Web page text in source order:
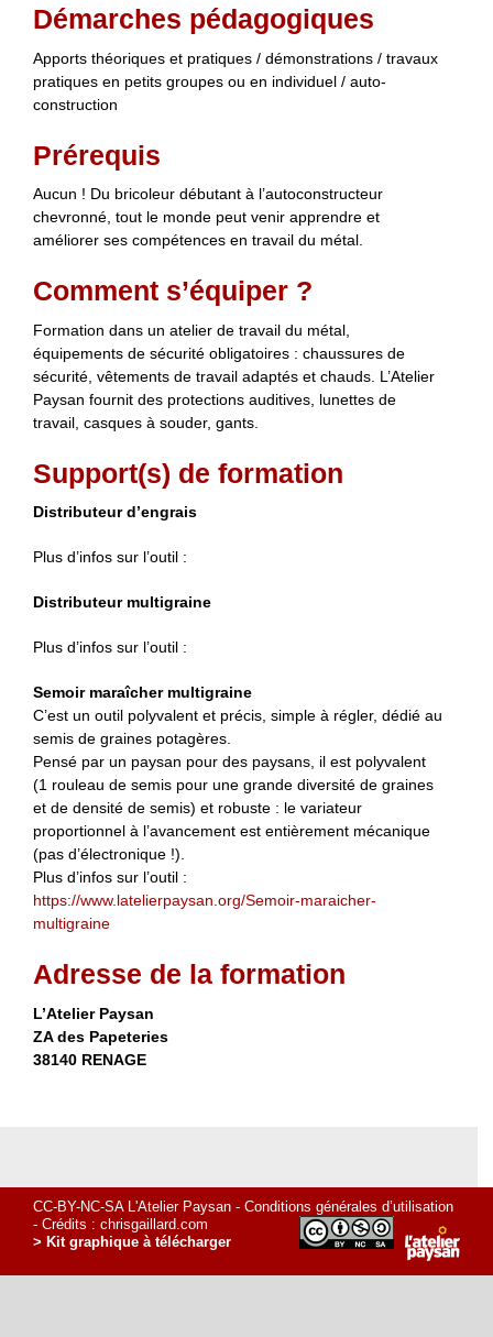
Démarches pédagogiques
Apports théoriques et pratiques / démonstrations / travaux
pratiques en petits groupes ou en individuel / auto-
construction
Prérequis
Aucun ! Du bricoleur débutant à l’autoconstructeur
chevronné, tout le monde peut venir apprendre et
améliorer ses compétences en travail du métal.
Comment s’équiper ?
Formation dans un atelier de travail du métal,
équipements de sécurité obligatoires : chaussures de
sécurité, vêtements de travail adaptés et chauds. L’Atelier
Paysan fournit des protections auditives, lunettes de
travail, casques à souder, gants.
Support(s) de formation
Distributeur d’engrais
Plus d’infos sur l’outil :
Distributeur multigraine
Plus d’infos sur l’outil :
Semoir maraîcher multigraine
C’est un outil polyvalent et précis, simple à régler, dédié au
semis de graines potagères.
Pensé par un paysan pour des paysans, il est polyvalent
(1 rouleau de semis pour une grande diversité de graines
et de densité de semis) et robuste : le variateur
proportionnel à l’avancement est entièrement mécanique
(pas d’électronique !).
Plus d’infos sur l’outil :
https://www.latelierpaysan.org/Semoir-maraicher-
multigraine
Adresse de la formation
L’Atelier Paysan
ZA des Papeteries
38140 RENAGE
CC-BY-NC-SA L'Atelier Paysan - Conditions générales d’utilisation
- Crédits : chrisgaillard.com
> Kit graphique à télécharger